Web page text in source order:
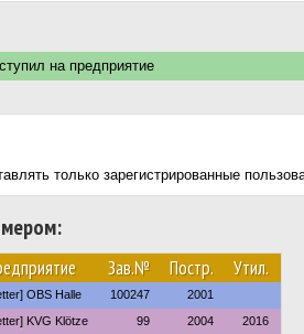
на предприятие
только зарегистрированные
Зав.№ Постр. Утил.
OBS Halle 100247 2001
KVG Klötze 99 2004 2016